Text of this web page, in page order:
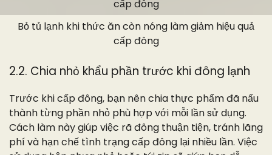
Bỏ tủ lạnh khi thức ăn còn nóng làm giảm hiệu quả
cấp đông
2.2. Chia nhỏ khẩu phần trước khi đông lạnh
Trước khi cấp đông, bạn nên chia thực phẩm đã nấu
thành từng phần nhỏ phù hợp với mỗi lần sử dụng.
Cách làm này giúp việc rã đông thuận tiện, tránh lãng
phí và hạn chế tình trạng cấp đông lại nhiều lần. Việc